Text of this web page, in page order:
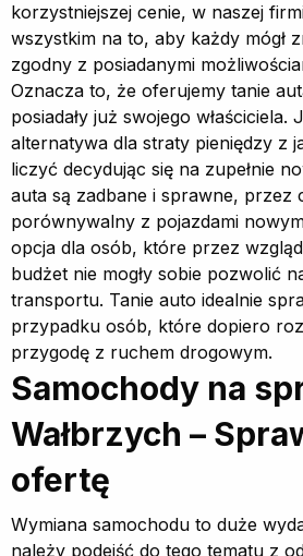
korzystniejszej cenie, w naszej
wszystkim na to, aby każdy mógł
zgodny z posiadanymi
Oznacza to, że oferujemy tanie
posiadały już swojego właściciela.
alternatywa dla straty pieniędzy z
liczyć decydując się na zupełnie
auta są zadbane i sprawne, przez
porównywalny z pojazdami
opcja dla osób, które przez
budżet nie mogły sobie pozwolić
transportu. Tanie auto idealnie
przypadku osób, które dopiero
przygodę z ruchem drogowym.
Samochody na
Wałbrzych –
ofertę
Wymiana samochodu to duże
należy podejść do tego tematu z